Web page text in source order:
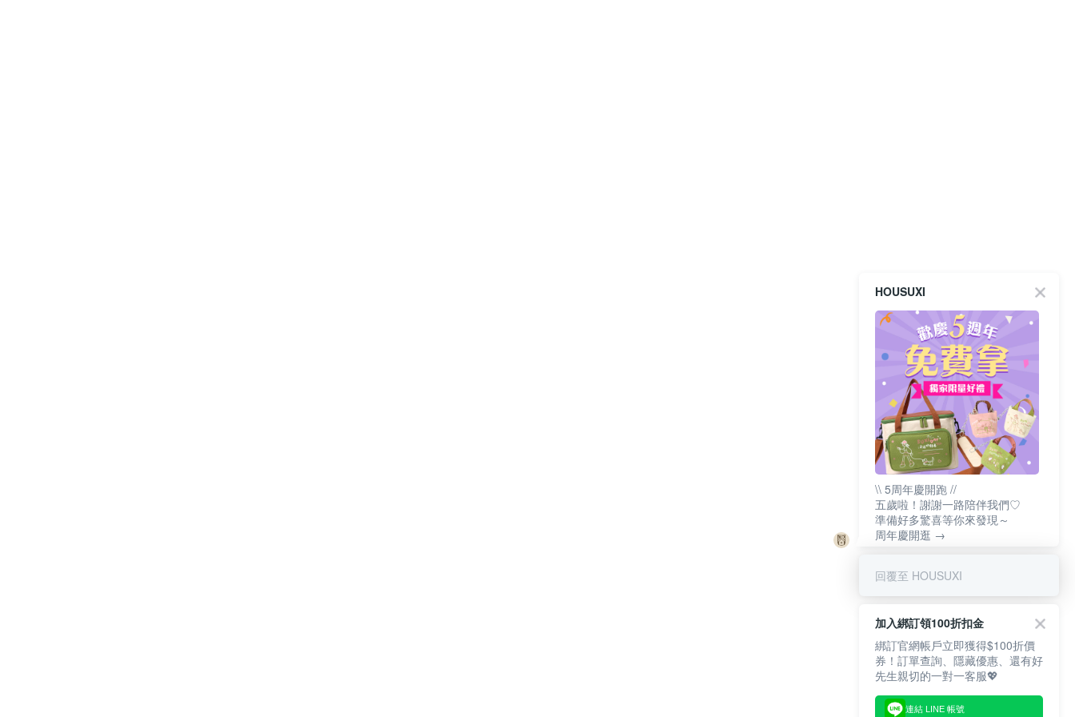
HOUSUXI
\\ 5周年慶開跑 //
五歲啦！謝謝一路陪伴我們♡
準備好多驚喜等你來發現～
周年慶開逛 →
回覆至 HOUSUXI
加入綁訂領100折扣金
綁訂官網帳戶立即獲得$100折價
券！訂單查詢、隱藏優惠、還有好
先生親切的一對一客服💖
連結 LINE 帳號